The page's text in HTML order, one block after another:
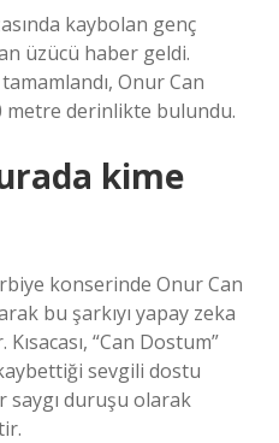
kaybolan genç
üzücü haber geldi.
Onur Can
metre derinlikte bulundu.
kime
konserinde Onur Can
bu şarkıyı yapay zeka
“Can Dostum”
sevgili dostu
saygı duruşu olarak